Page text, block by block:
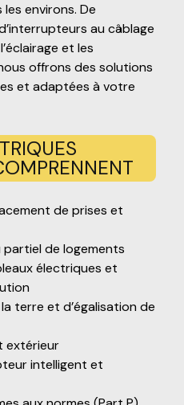
environs. De
au câblage
et les
offrons des solutions
et adaptées à votre
de prises et
de logements
électriques et
terre et d’égalisation de
extérieur
intelligent et